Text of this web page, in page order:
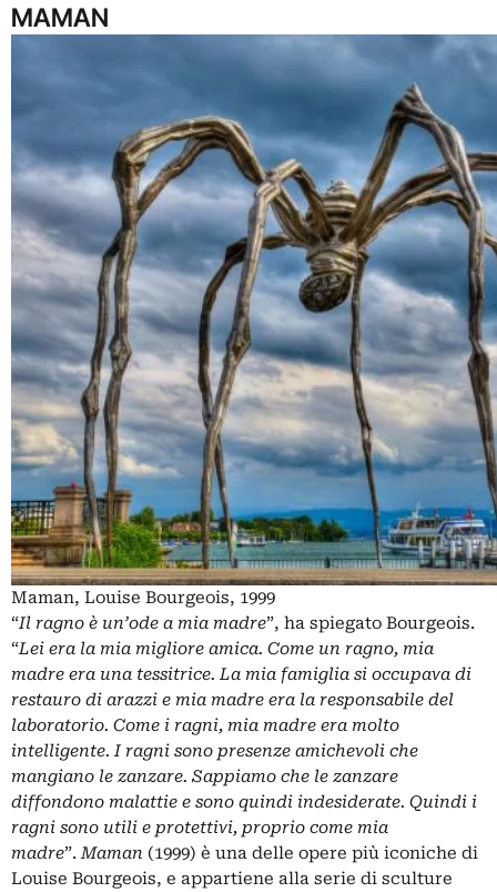
MAMAN
Maman, Louise Bourgeois, 1999
“Il ragno è un’ode a mia madre”, ha spiegato Bourgeois.
“Lei era la mia migliore amica. Come un ragno, mia
madre era una tessitrice. La mia famiglia si occupava di
restauro di arazzi e mia madre era la responsabile del
laboratorio. Come i ragni, mia madre era molto
intelligente. I ragni sono presenze amichevoli che
mangiano le zanzare. Sappiamo che le zanzare
diffondono malattie e sono quindi indesiderate. Quindi i
ragni sono utili e protettivi, proprio come mia
madre”.Maman (1999) è una delle opere più iconiche di
Louise Bourgeois, e appartiene alla serie di sculture